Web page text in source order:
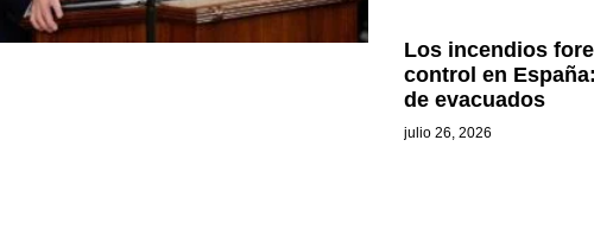
Los incendios
control en
de evacuados
julio 26, 2026